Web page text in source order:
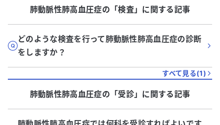
肺動脈性肺高血圧症の「検査」に関する記事
どのような検査を行って肺動脈性肺高血圧症の診断
をしますか？
すべて見る(1)
肺動脈性肺高血圧症の「受診」に関する記事